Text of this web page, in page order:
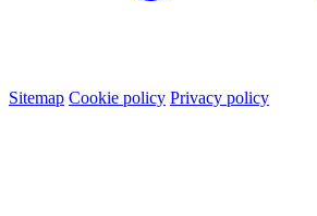
Sitemap Cookie policy Privacy policy